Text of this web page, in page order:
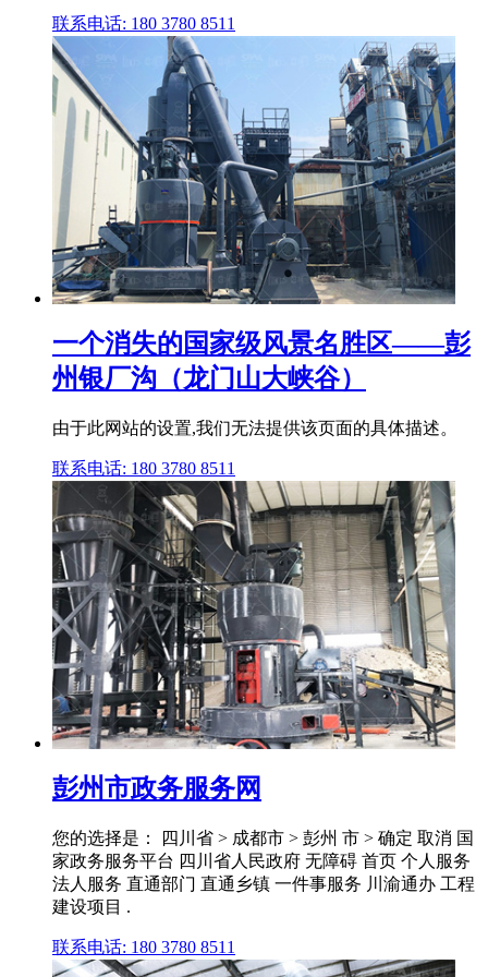
联系电话: 180 3780 8511
一个消失的国家级风景名胜区——彭
州银厂沟（龙门山大峡谷）
由于此网站的设置,我们无法提供该页面的具体描述。
联系电话: 180 3780 8511
彭州市政务服务网
您的选择是： 四川省 > 成都市 > 彭州 市 > 确定 取消 国
家政务服务平台 四川省人民政府 无障碍 首页 个人服务
法人服务 直通部门 直通乡镇 一件事服务 川渝通办 工程
建设项目 .
联系电话: 180 3780 8511